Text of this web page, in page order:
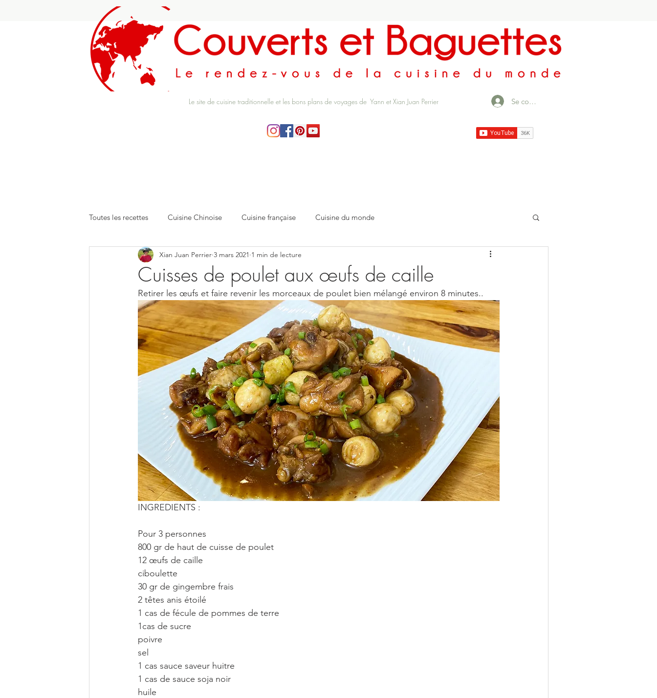
Le site de cuisine traditionnelle et les bons plans de voyages de Yann et Xian Juan Perrier Se connecter
Toutes les recettes Cuisine Chinoise Cuisine française Cuisine du monde
Cuisses de poulet aux œufs de caille
Xian Juan Perrier 3 mars 2021 1 min de lecture
Retirer les œufs et faire revenir les morceaux de poulet bien mélangé environ 8 minutes..
INGREDIENTS :
Pour 3 personnes
800 gr de haut de cuisse de poulet
12 œufs de caille
ciboulette
30 gr de gingembre frais
2 têtes anis étoilé
1 cas de fécule de pommes de terre
1cas de sucre
poivre
sel
1 cas sauce saveur huitre
1 cas de sauce soja noir
huile